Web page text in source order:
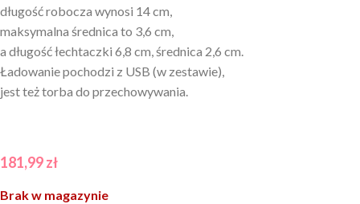
długość robocza wynosi 14 cm,
maksymalna średnica to 3,6 cm,
a długość łechtaczki 6,8 cm, średnica 2,6 cm.
Ładowanie pochodzi z USB (w zestawie),
jest też torba do przechowywania.
181,99zł
Brak w magazynie